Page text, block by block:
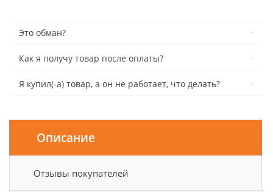
Это обман?
Как я получу товар после оплаты?
Я купил(-а) товар, а он не работает, что делать?
Описание
Отзывы покупателей